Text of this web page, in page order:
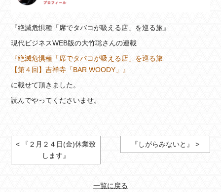
『絶滅危惧種「席でタバコが吸える店」を巡る旅』
現代ビジネスWEB版の大竹聡さんの連載
『絶滅危惧種「席でタバコが吸える店」を巡る旅
【第４回】吉祥寺「BAR WOODY」』
に載せて頂きました。
読んでやってくださいませ。
< 『２月２４日(金)休業致
します』
『しがらみないと』 >
一覧に戻る